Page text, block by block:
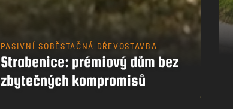
PASIVNÍ SOBĚSTAČNÁ DŘEVOSTAVBA
Strabenice: prémiový dům bez
zbytečných kompromisů